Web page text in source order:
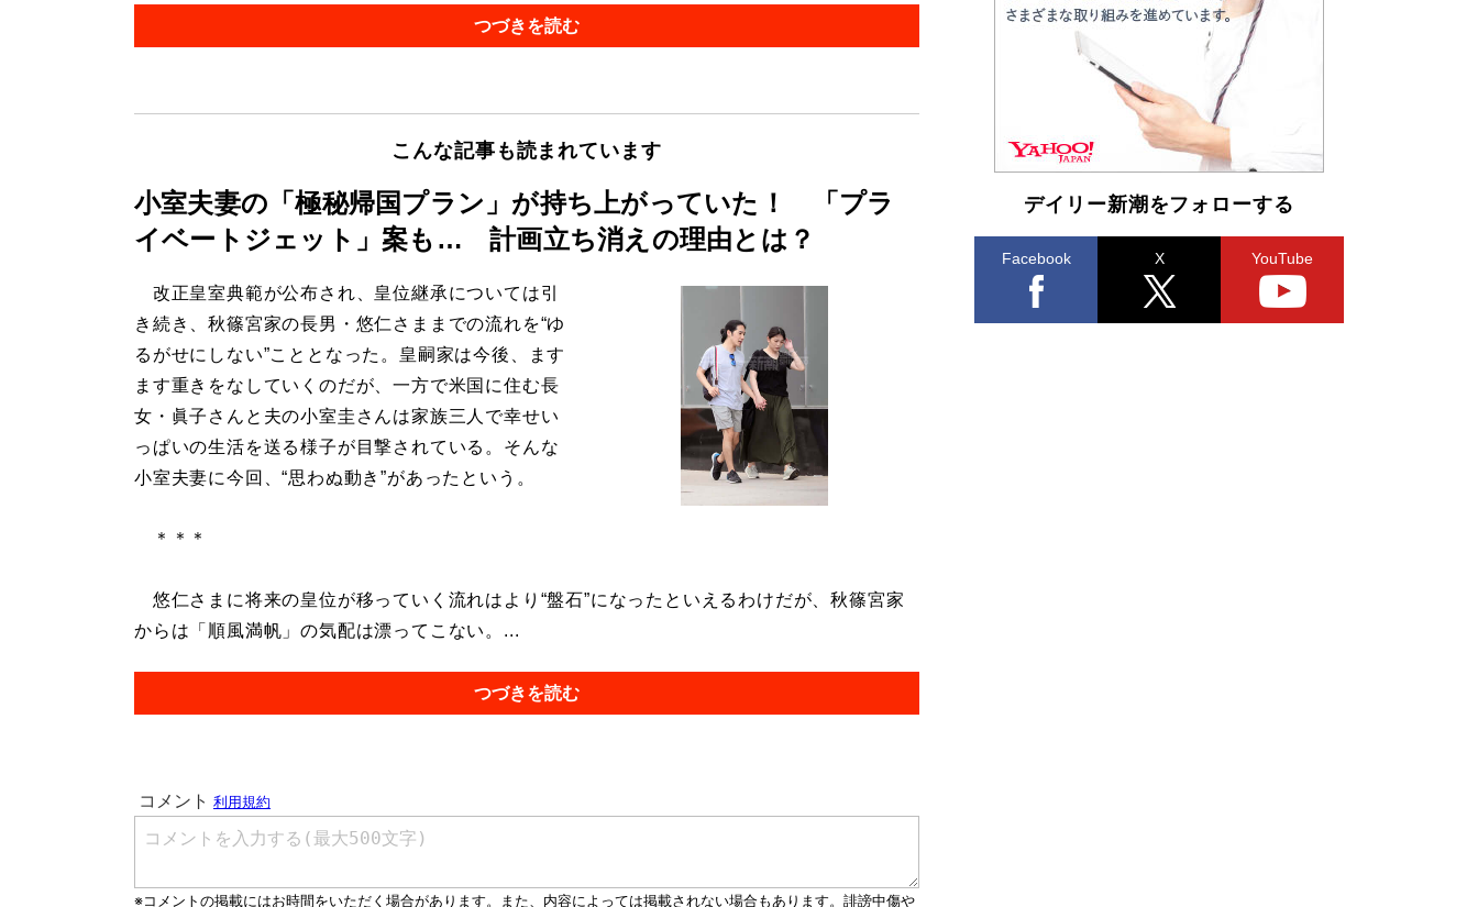
つづきを読む
こんな記事も読まれています
小室夫妻の「極秘帰国プラン」が持ち上がっていた！ 「プラ
イベートジェット」案も… 計画立ち消えの理由とは？
改正皇室典範が公布され、皇位継承については引
き続き、秋篠宮家の長男・悠仁さままでの流れを“ゆ
るがせにしない”こととなった。皇嗣家は今後、ます
ます重きをなしていくのだが、一方で米国に住む長
女・眞子さんと夫の小室圭さんは家族三人で幸せい
っぱいの生活を送る様子が目撃されている。そんな
小室夫妻に今回、“思わぬ動き”があったという。
＊＊＊
悠仁さまに将来の皇位が移っていく流れはより“盤石”になったといえるわけだが、秋篠宮家
からは「順風満帆」の気配は漂ってこない。...
つづきを読む
Book Bang
デイリー新潮をフォローする
Facebook X YouTube